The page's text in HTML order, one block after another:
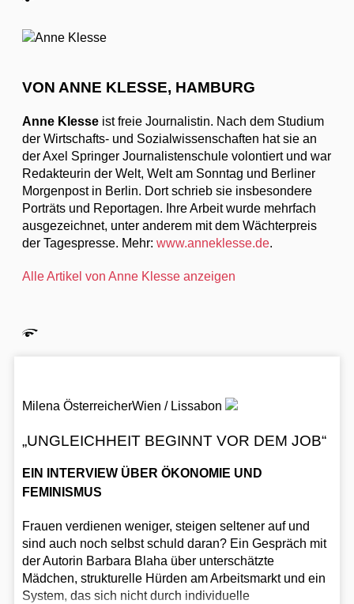
VON ANNE KLESSE, HAMBURG
Anne Klesse ist freie Journalistin. Nach dem Studium
der Wirtschafts- und Sozialwissenschaften hat sie an
der Axel Springer Journalistenschule volontiert und war
Redakteurin der Welt, Welt am Sonntag und Berliner
Morgenpost in Berlin. Dort schrieb sie insbesondere
Porträts und Reportagen. Ihre Arbeit wurde mehrfach
ausgezeichnet, unter anderem mit dem Wächterpreis
der Tagespresse. Mehr: www.anneklesse.de.
Alle Artikel von Anne Klesse anzeigen
Milena ÖsterreicherWien / Lissabon
„UNGLEICHHEIT BEGINNT VOR DEM JOB“
EIN INTERVIEW ÜBER ÖKONOMIE UND
FEMINISMUS
Frauen verdienen weniger, steigen seltener auf und
sind auch noch selbst schuld daran? Ein Gespräch mit
der Autorin Barbara Blaha über unterschätzte
Mädchen, strukturelle Hürden am Arbeitsmarkt und ein
System, das sich nicht durch individuelle